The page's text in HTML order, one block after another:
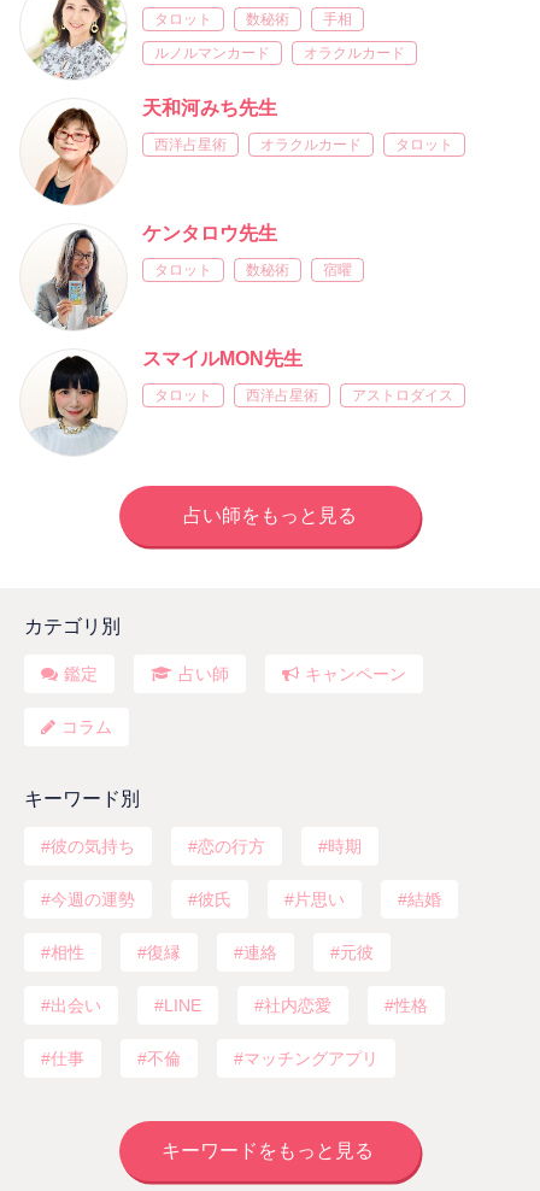
タロット 数秘術
手相
ルノルマンカード
オラクルカード
天和河みち先生
西洋占星術 オラクルカード タロット
ケンタロウ先生
タロット 数秘術 宿曜
スマイルMON先生
タロット 西洋占星術 アストロダイス
占い師をもっと見る
カテゴリ別
鑑定 占い師 キャンペーン
コラム
キーワード別
彼の気持ち 恋の行方 時期
今週の運勢 彼氏 片思い 結婚
相性 復縁 連絡 元彼
出会い LINE 社内恋愛 性格
仕事 不倫 マッチングアプリ
キーワードをもっと見る